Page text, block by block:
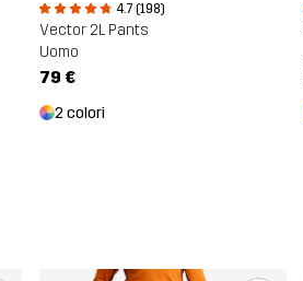
4.7 (198)
Vector 2L Pants
Uomo
79 €
2 colori